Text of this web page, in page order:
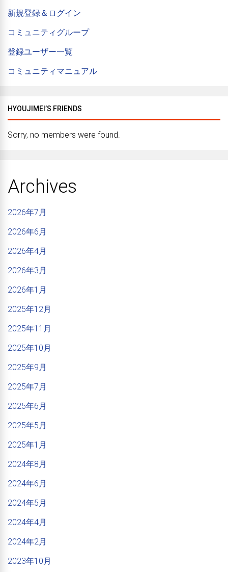
新規登録＆ログイン
コミュニティグループ
登録ユーザー一覧
コミュニティマニュアル
HYOUJIMEI’S FRIENDS
Sorry, no members were found.
Archives
2026年7月
2026年6月
2026年4月
2026年3月
2026年1月
2025年12月
2025年11月
2025年10月
2025年9月
2025年7月
2025年6月
2025年5月
2025年1月
2024年8月
2024年6月
2024年5月
2024年4月
2024年2月
2023年10月